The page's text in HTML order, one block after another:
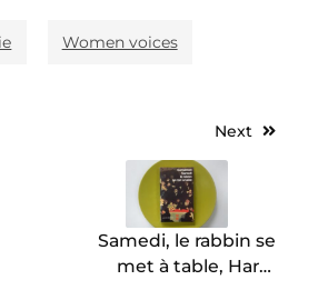
Women voices
Next
Samedi, le rabbin se
met à table, Harry